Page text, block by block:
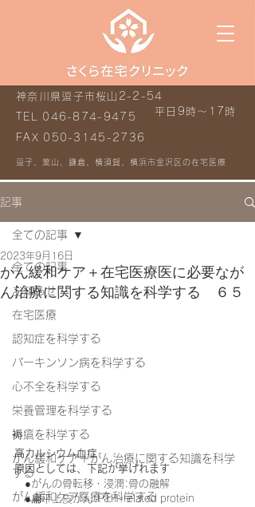
平日9時～17時
神奈川県逗子市桜山2-2-54
TEL 046-874-9475
FAX 050-3145-2736
逗子、葉山、鎌倉、横須賀、横浜市金沢区の在宅医療
記事
全ての記事
お知らせ
在宅医療
認知症を科学する
パーキンソン病を科学する
心不全を科学する
栄養管理を科学する
褥瘡を科学する
がん緩和ケア＋がん治療に関する知識を科学
する
がん緩和ケア医療を科学する
全ての記事
がん緩和ケア＋在宅医療医に必要なが
ん治療に関する知識を科学する ６５
2023年9月16日
高カルシウム血症
原因としては、下記が挙げれます
●がんの骨転移・浸潤:骨の融解
●扁平上皮がん:PTH-related protein